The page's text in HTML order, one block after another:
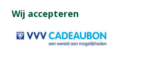
Wij accepteren